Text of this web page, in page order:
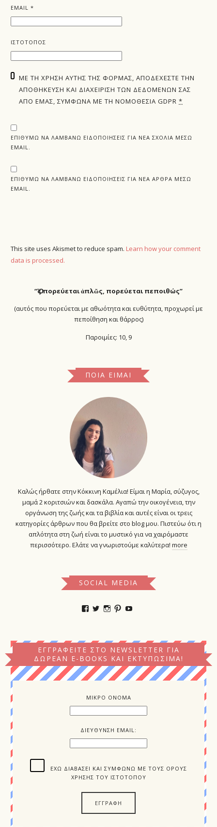
EMAIL*
ΙΣΤΌΤΟΠΟΣ
ΜΕ ΤΗ ΧΡΉΣΗ ΑΥΤΉΣ ΤΗΣ ΦΌΡΜΑΣ, ΑΠΟΔΈΧΕΣΤΕ ΤΗΝ
ΑΠΟΘΉΚΕΥΣΗ ΚΑΙ ΔΙΑΧΕΊΡΙΣΗ ΤΩΝ ΔΕΔΟΜΈΝΩΝ ΣΑΣ
ΑΠΌ ΕΜΆΣ, ΣΎΜΦΩΝΑ ΜΕ ΤΗ ΝΟΜΟΘΕΣΊΑ GDPR*
ΕΠΙΘΥΜΏ ΝΑ ΛΑΜΒΆΝΩ ΕΙΔΟΠΟΙΉΣΕΙΣ ΓΙΑ ΝΈΑ ΣΧΌΛΙΑ ΜΈΣΩ
EMAIL.
ΕΠΙΘΥΜΏ ΝΑ ΛΑΜΒΆΝΩ ΕΙΔΟΠΟΙΉΣΕΙΣ ΓΙΑ ΝΈΑ ΆΡΘΡΑ ΜΈΣΩ
EMAIL.
This site uses Akismet to reduce spam. Learn how your comment
data is processed.
“Ὅς πορεύεται ἁπλῶς, πορεύεται πεποιθώς”
(αυτός που πορεύεται με αθωότητα και ευθύτητα, προχωρεί με
πεποίθηση και θάρρος)
Παροιμίες: 10, 9
ΠΟΙΑ ΕΊΜΑΙ
Καλώς ήρθατε στην Κόκκινη Καμέλια! Είμαι η Μαρία, σύζυγος,
μαμά 2 κοριτσιών και δασκάλα. Αγαπώ την οικογένεια, την
οργάνωση της ζωής και τα βιβλία και αυτές είναι οι τρεις
κατηγορίες άρθρων που θα βρείτε στο blog μου. Πιστεύω ότι η
απλότητα στη ζωή είναι το μυστικό για να χαιρόμαστε
περισσότερο. Ελάτε να γνωριστούμε καλύτερα! more
SOCIAL MEDIA
Προβολή
στο
Facebook
Προβολή
στο
Twitter
Προβολή
στο
Instagram
Προβολή
στο
Pinterest
YouTube
ΕΓΓΡΑΦΕΊΤΕ ΣΤΟ NEWSLETTER ΓΙΑ
ΔΩΡΕΆΝ E-BOOKS ΚΑΙ ΕΚΤΥΠΏΣΙΜΑ!
ΜΙΚΡΟ ΟΝΟΜΑ
ΔΙΕΥΘΥΝΣΗ EMAIL:
ΈΧΩ ΔΙΑΒΆΣΕΙ ΚΑΙ ΣΥΜΦΩΝΏ ΜΕ ΤΟΥΣ ΌΡΟΥΣ
ΧΡΉΣΗΣ ΤΟΥ ΙΣΤΌΤΟΠΟΥ